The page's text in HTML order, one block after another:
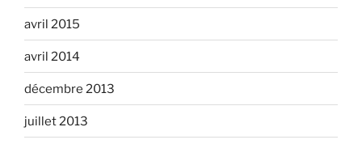
avril 2015
avril 2014
décembre 2013
juillet 2013